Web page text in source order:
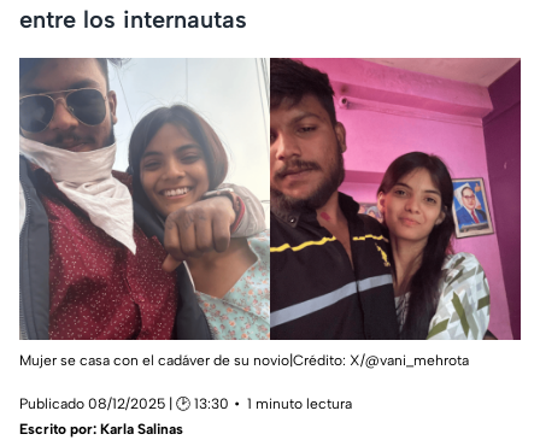
entre los internautas
Mujer se casa con el cadáver de su novio|Crédito: X/@vani_mehrota
Publicado 08/12/2025 | 🕑 13:30
1 minuto lectura
Escrito por: Karla Salinas